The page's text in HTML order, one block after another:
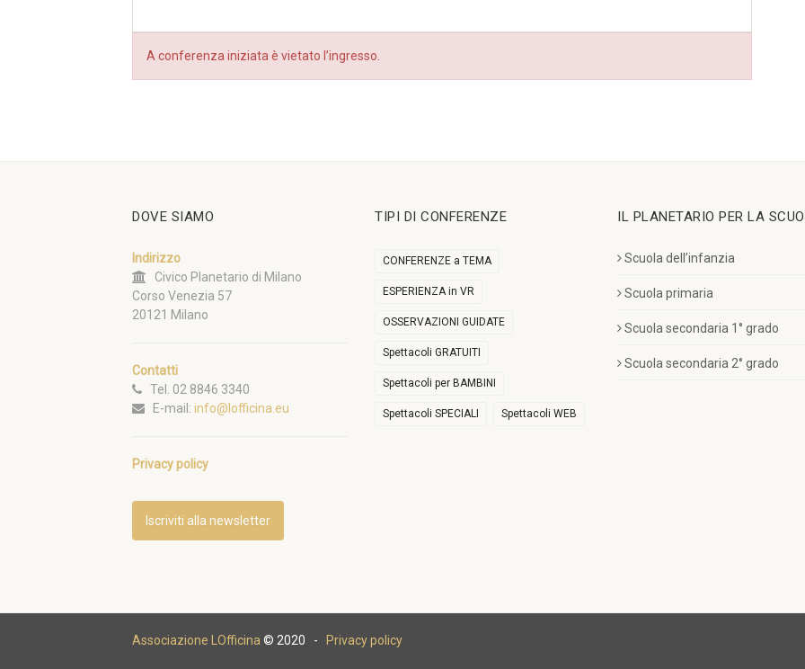
A conferenza iniziata è vietato l’ingresso.
DOVE SIAMO
Indirizzo
Civico Planetario di Milano
Corso Venezia 57
20121 Milano
Contatti
Tel. 02 8846 3340
E-mail: info@lofficina.eu
Privacy policy
Iscriviti alla newsletter
TIPI DI CONFERENZE
CONFERENZE a TEMA
ESPERIENZA in VR
OSSERVAZIONI GUIDATE
Spettacoli GRATUITI
Spettacoli per BAMBINI
Spettacoli SPECIALI Spettacoli WEB
IL PLANETARIO PER LA
Scuola dell’infanzia
Scuola primaria
Scuola secondaria 1° grado
Scuola secondaria 2° grado
Associazione LOfficina © 2020 - Privacy policy